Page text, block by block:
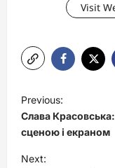
Visit
P
o
s
t
Previous:
Слава
сценою і екраном
Next: